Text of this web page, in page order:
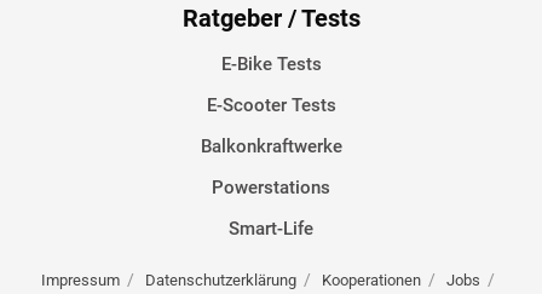
Ratgeber / Tests
E-Bike Tests
E-Scooter Tests
Balkonkraftwerke
Powerstations
Smart-Life
Impressum Datenschutzerklärung Kooperationen Jobs